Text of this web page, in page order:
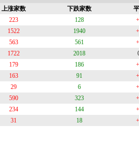
上涨家数 下跌家数
223 128
1522 1940
563 561
1722 2018
179 186
163 91
29 6
590 323
234 144
31 18